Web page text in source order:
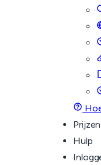
Prijzen
Hulp